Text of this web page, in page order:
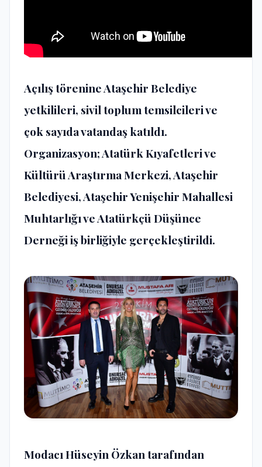
Açılış törenine Ataşehir Belediye
yetkilileri, sivil toplum temsilcileri ve
çok sayıda vatandaş katıldı.
Organizasyon; Atatürk Kıyafetleri ve
Kültürü Araştırma Merkezi, Ataşehir
Belediyesi, Ataşehir Yenişehir Mahallesi
Muhtarlığı ve Atatürkçü Düşünce
Derneği iş birliğiyle gerçekleştirildi.
Modacı Hüseyin Özkan tarafından